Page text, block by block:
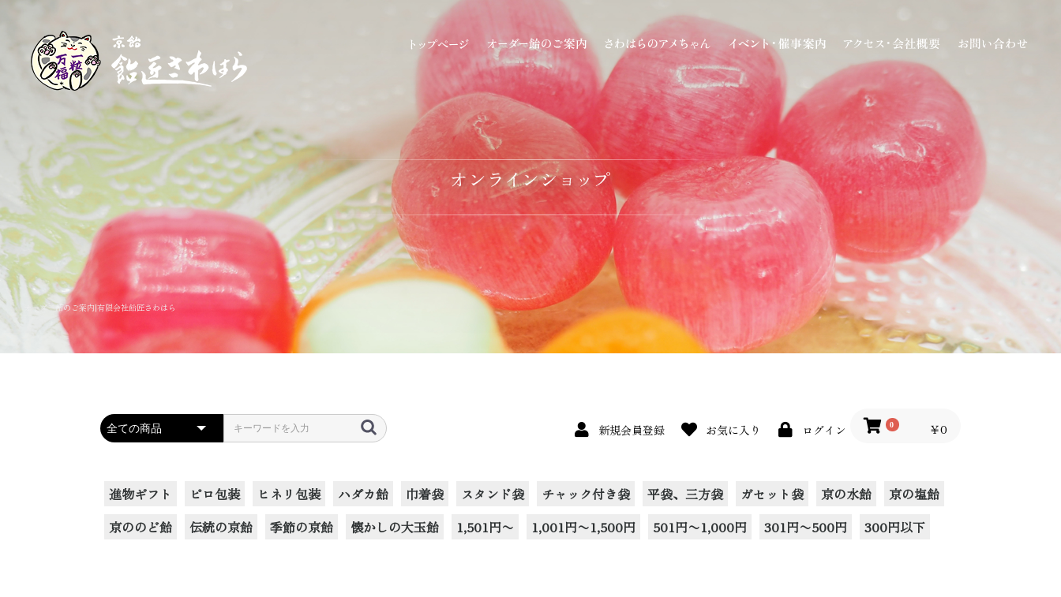
オーダー飴のご案内|有限会社飴匠さわはら
新規会員登録 お気に入り ログイン 0 ￥0
進物ギフト ピロ包装 ヒネリ包装 ハダカ飴 巾着袋 スタンド袋 チャック付き袋 平袋、三方袋 ガセット袋 京の水飴
京の塩飴
京ののど飴
伝統の京飴 季節の京飴 懐かしの大玉飴 1,501円〜 1,001円〜1,500円 501円〜1,000円 301円〜500円 300円以下